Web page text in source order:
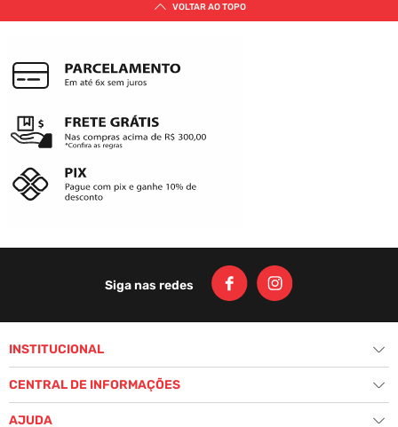
VOLTAR AO TOPO
Siga nas redes
INSTITUCIONAL +
História
Seja um Revendedor
CENTRAL DE INFORMAÇÕES +
AJUDA +